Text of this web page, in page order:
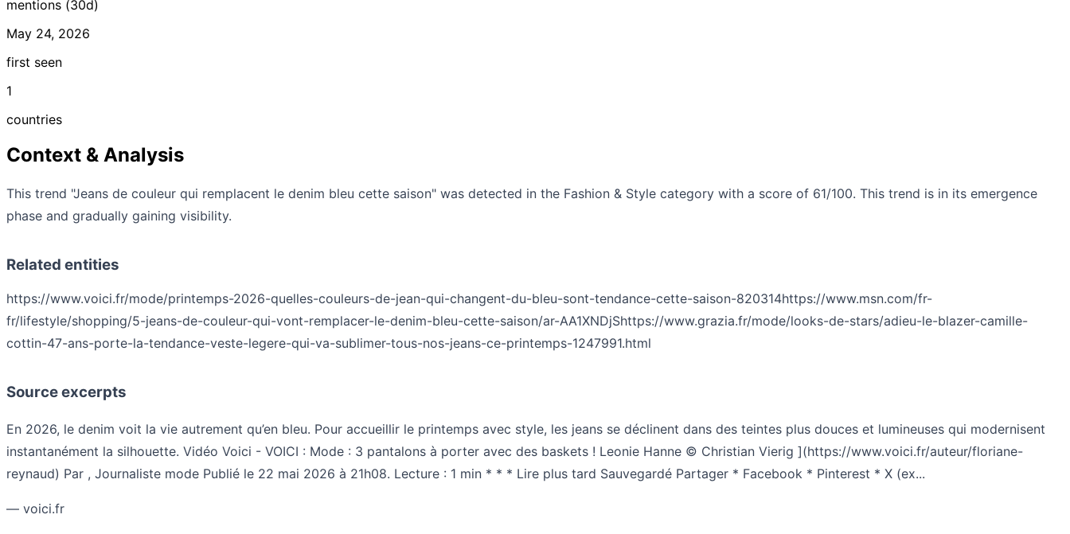
mentions (30d)
May 24, 2026
first seen
1
countries
Context & Analysis
This trend "Jeans de couleur qui remplacent le denim bleu cette saison" was detected in the Fashion & Style category with a score of 61/100. This trend is in its emergence
phase and gradually gaining visibility.
Related entities
https://www.voici.fr/mode/printemps-2026-quelles-couleurs-de-jean-qui-changent-du-bleu-sont-tendance-cette-saison-820314https://www.msn.com/fr-
fr/lifestyle/shopping/5-jeans-de-couleur-qui-vont-remplacer-le-denim-bleu-cette-saison/ar-AA1XNDjShttps://www.grazia.fr/mode/looks-de-stars/adieu-le-blazer-camille-
cottin-47-ans-porte-la-tendance-veste-legere-qui-va-sublimer-tous-nos-jeans-ce-printemps-1247991.html
Source excerpts
En 2026, le denim voit la vie autrement qu’en bleu. Pour accueillir le printemps avec style, les jeans se déclinent dans des teintes plus douces et lumineuses qui modernisent
instantanément la silhouette. Vidéo Voici - VOICI : Mode : 3 pantalons à porter avec des baskets ! Leonie Hanne © Christian Vierig ](https://www.voici.fr/auteur/floriane-
reynaud) Par , Journaliste mode Publié le 22 mai 2026 à 21h08. Lecture : 1 min * * * Lire plus tard Sauvegardé Partager * Facebook * Pinterest * X (ex...
— voici.fr